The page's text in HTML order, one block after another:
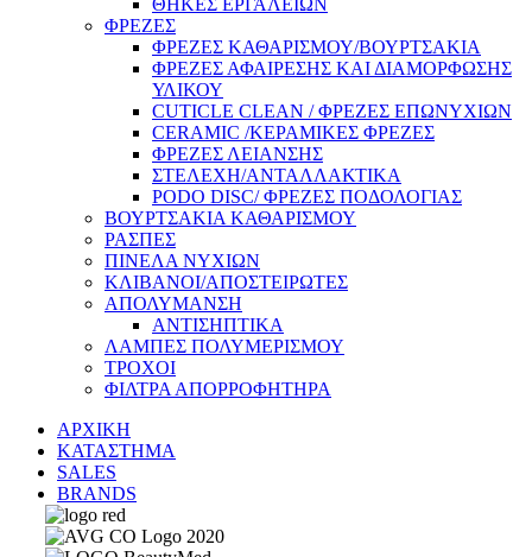
ΦΡΕΖΕΣ
ΦΡΕΖΕΣ ΚΑΘΑΡΙΣΜΟΥ/ΒΟΥΡΤΣΑΚΙΑ
ΦΡΕΖΕΣ ΑΦΑΙΡΕΣΗΣ ΚΑΙ ΔΙΑΜΟΡΦΩΣΗΣ
ΥΛΙΚΟΥ
CUTICLE CLEAN / ΦΡΕΖΕΣ ΕΠΩΝΥΧΙΩΝ
CERAMIC /ΚΕΡΑΜΙΚΕΣ ΦΡΕΖΕΣ
ΦΡΕΖΕΣ ΛΕΙΑΝΣΗΣ
ΣΤΕΛΕΧΗ/ΑΝΤΑΛΛΑΚΤΙΚΑ
PODO DISC/ ΦΡΕΖΕΣ ΠΟΔΟΛΟΓΙΑΣ
ΒΟΥΡΤΣΑΚΙΑ ΚΑΘΑΡΙΣΜΟΥ
ΡΑΣΠΕΣ
ΠΙΝΕΛΑ ΝΥΧΙΩΝ
ΚΛΙΒΑΝΟΙ/ΑΠΟΣΤΕΙΡΩΤΕΣ
ΑΠΟΛΥΜΑΝΣΗ
ΑΝΤΙΣΗΠΤΙΚΑ
ΛΑΜΠΕΣ ΠΟΛΥΜΕΡΙΣΜΟΥ
ΤΡΟΧΟΙ
ΦΙΛΤΡΑ ΑΠΟΡΡΟΦΗΤΗΡΑ
ΑΡΧΙΚΗ
ΚΑΤΑΣΤΗΜΑ
SALES
BRANDS